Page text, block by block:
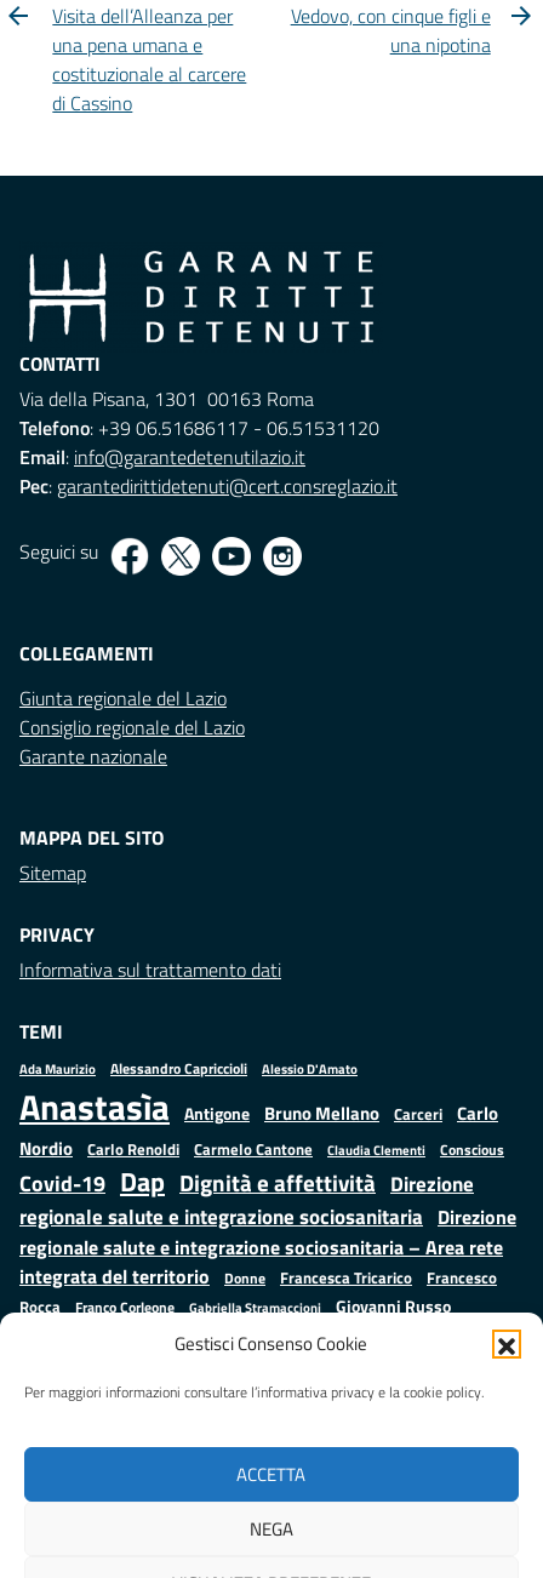
Gestisci Consenso Cookie
Per maggiori informazioni consultare l’informativa privacy e la cookie policy.
ACCETTA
NEGA
Visita dell’Alleanza per
una pena umana e
costituzionale al carcere
di Cassino
Vedovo, con cinque figli e
una nipotina
CONTATTI
Via della Pisana, 1301 00163 Roma
Telefono: +39 06.51686117 - 06.51531120
Email: info@garantedetenutilazio.it
Pec: garantedirittidetenuti@cert.consreglazio.it
Seguici su
COLLEGAMENTI
Giunta regionale del Lazio
Consiglio regionale del Lazio
Garante nazionale
MAPPA DEL SITO
Sitemap
PRIVACY
Informativa sul trattamento dati
TEMI
Ada Maurizio Alessandro Capriccioli Alessio D'Amato
Anastasìa Antigone Bruno Mellano Carceri
Carlo
Nordio Carlo Renoldi Carmelo Cantone Claudia Clementi Conscious
Covid-19 Dap Dignità e affettività Direzione
regionale salute e integrazione sociosanitaria Direzione
regionale salute e integrazione sociosanitaria – Area rete
integrata del territorio
Donne Francesca Tricarico
Francesco
Rocca
Franco Corleone Gabriella Stramaccioni Giovanni Russo
Giuseppe Emanuele Cangemi Istruzione e cultura
Mauro
Palma ministero della Giustizia Minori Misure
Regione Lazio
Salute Samuele Ciambriello
Sarah Grieco Situazione in numeri
Valentina Calderone